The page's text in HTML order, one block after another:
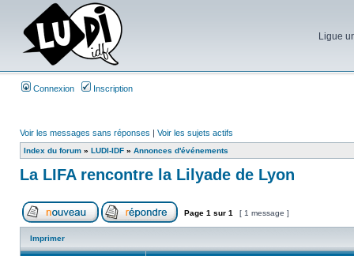
Ligue
Connexion Inscription
Voir les messages sans réponses | Voir les sujets actifs
Index du forum » LUDI-IDF » Annonces d'événements
La LIFA rencontre la Lilyade de Lyon
Page 1 sur 1 [ 1 message ]
Imprimer